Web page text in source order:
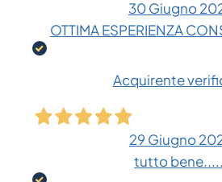
30 Giugno
OTTIMA ESPERIENZA
Acquirente
29 Giugno
tutto